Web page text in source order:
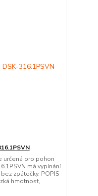
určená pro pohon
má vypínání
zpátečky. POPIS
hmotnost,